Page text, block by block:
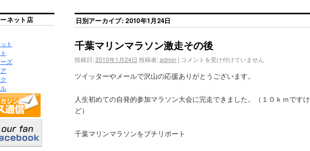
日別アーカイブ:2010年1月24日
千葉マリンマラソン激走その後
投稿日: 2010年1月24日 投稿者: admin | コメントを受け付けていません
ツイッターやメールで沢山の応援ありがとうございます。
人生初めての自発的参加マラソン大会に完走できました。（１０ｋｍですけ
ど）
千葉マリンマラソンをプチリポート
ネット店
ト
ズ